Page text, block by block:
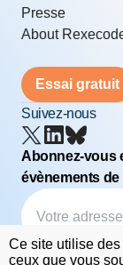
Presse
About
Essai gratuit
Suivez-nous
Abonnez-vous
évènements
© Rexecode
Ce site utilise
ceux que vous